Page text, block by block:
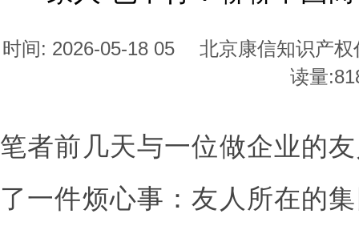
时间: 2026-05-18 05
北京康信知识产
读量:
笔者前几天与一位做企业的
了一件烦心事：友人所在的